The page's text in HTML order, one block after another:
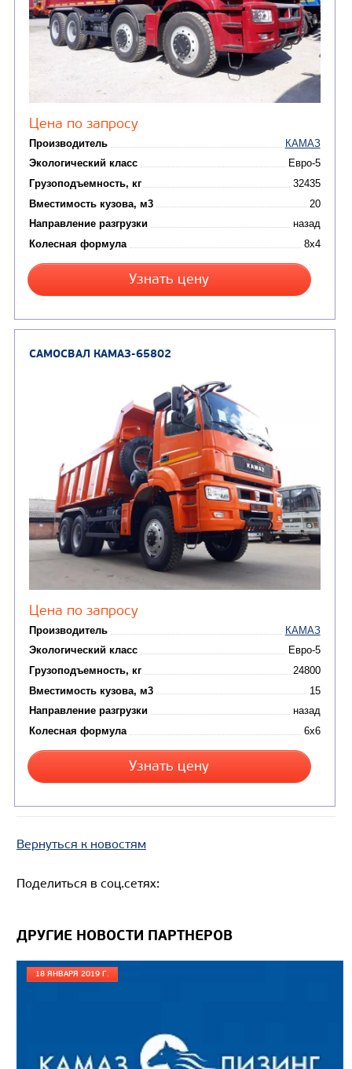
Цена по запросу
Производитель
Экологический класс
Грузоподъемность, кг
Вместимость кузова, м3
Колесная формула
Узнать цену
САМОСВАЛ КАМАЗ-65801
Производитель
Грузоподъемность, кг
Вместимость кузова, м3
Направление разгрузки
Узнать цену
Вернуться к новостям
Поделиться в соц.сетях:
ДРУГИЕ НОВОСТИ ПАРТНЕРОВ
18 ЯНВАРЯ 2019 Г.